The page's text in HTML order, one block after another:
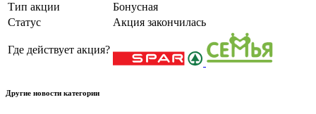
Тип акции
Бонусная
Статус
Акция закончилась
Где действует акция?
Другие новости категории